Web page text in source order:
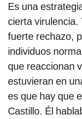
Es una
cierta virulencia.
fuerte rechazo,
individuos
que reaccionan
estuvieran en
es que hay que
Castillo. Él